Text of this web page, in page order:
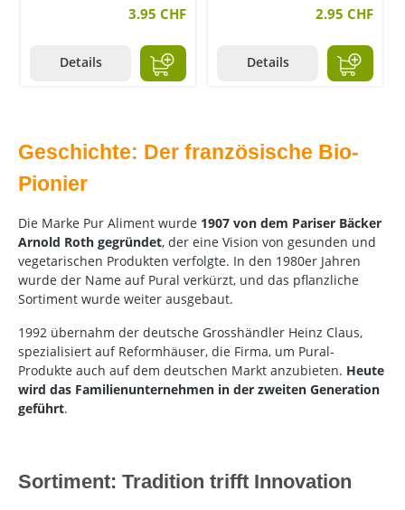
3.95 CHF
Details
2.95 CHF
Details
Geschichte: Der französische Bio-
Pionier
Die Marke Pur Aliment wurde 1907 von dem Pariser Bäcker
Arnold Roth gegründet, der eine Vision von gesunden und
vegetarischen Produkten verfolgte. In den 1980er Jahren
wurde der Name auf Pural verkürzt, und das pflanzliche
Sortiment wurde weiter ausgebaut.
1992 übernahm der deutsche Grosshändler Heinz Claus,
spezialisiert auf Reformhäuser, die Firma, um Pural-
Produkte auch auf dem deutschen Markt anzubieten. Heute
wird das Familienunternehmen in der zweiten Generation
geführt.
Sortiment: Tradition trifft Innovation